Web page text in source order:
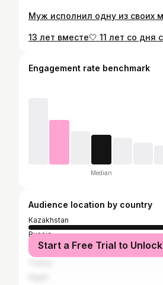
Engagement rate benchmark
Median
Audience location by country
Kazakhstan
Russia
Ukraine
Start a Free Trial to Unlock